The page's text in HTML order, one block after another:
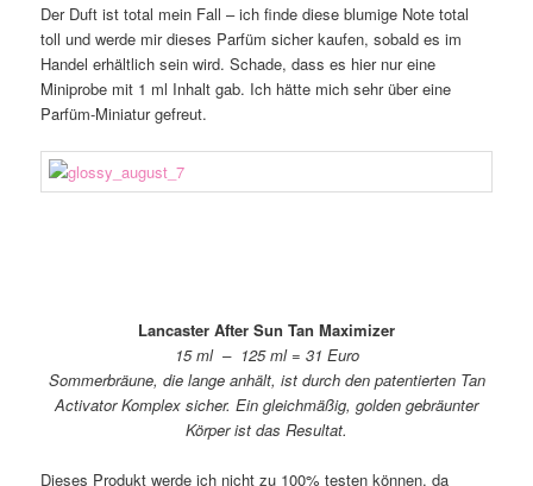
Der Duft ist total mein Fall – ich finde diese blumige Note total
toll und werde mir dieses Parfüm sicher kaufen, sobald es im
Handel erhältlich sein wird. Schade, dass es hier nur eine
Miniprobe mit 1 ml Inhalt gab. Ich hätte mich sehr über eine
Parfüm-Miniatur gefreut.
Lancaster After Sun Tan Maximizer
15 ml – 125 ml = 31 Euro
Sommerbräune, die lange anhält, ist durch den patentierten Tan
Activator Komplex sicher. Ein gleichmäßig, golden gebräunter
Körper ist das Resultat.
Dieses Produkt werde ich nicht zu 100% testen können, da